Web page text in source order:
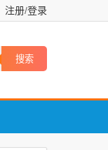
注册/登录